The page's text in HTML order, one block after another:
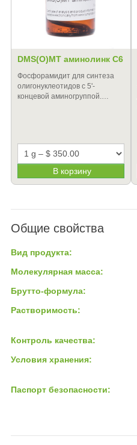
DMS(O)MT аминолинк C6
Фосфорамидит для синтеза
олигонуклеотидов с 5'-
концевой аминогруппой.…
В корзину
Общие свойства
Вид продукта:
Молекулярная масса:
Брутто-формула:
Растворимость:
Контроль качества:
Условия хранения:
Паспорт безопасности: